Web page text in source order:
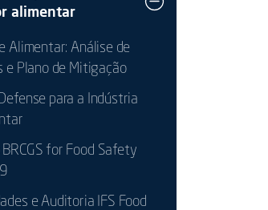
alimentar
Alimentar: Análise de
e Plano de Mitigação
para a Indústria
BRCGS for Food Safety
e Auditoria IFS Food